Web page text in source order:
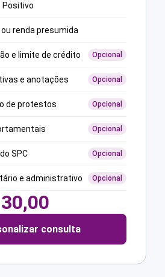
Positivo
renda presumida
e limite de crédito Opcional
e anotações Opcional
de protestos Opcional
Opcional
SPC Opcional
e administrativo Opcional
30,00
consulta